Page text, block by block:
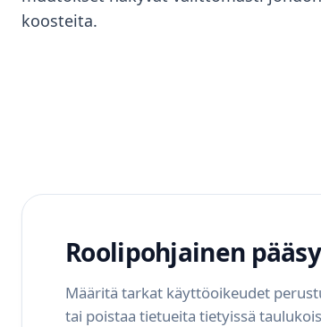
koosteita.
Roolipohjainen
Määritä tarkat käyttöoikeudet
tai poistaa tietueita tietyissä